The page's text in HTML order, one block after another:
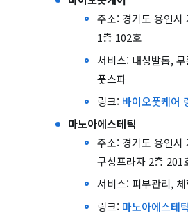
주소: 경기도 용인시
1층 102호
서비스: 내성발톱,
풋스파
링크: 바이오풋케어
마노아에스테틱
주소: 경기도 용인시
구성프라자 2층 201
서비스: 피부관리, 체
링크: 마노아에스테